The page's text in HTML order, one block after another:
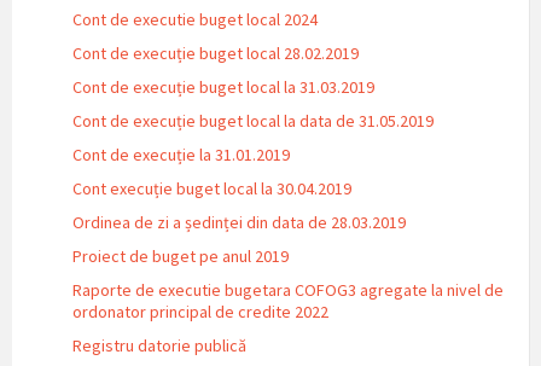
Cont de executie buget local 2024
Cont de execuție buget local 28.02.2019
Cont de execuție buget local la 31.03.2019
Cont de execuție buget local la data de 31.05.2019
Cont de execuție la 31.01.2019
Cont execuție buget local la 30.04.2019
Ordinea de zi a ședinței din data de 28.03.2019
Proiect de buget pe anul 2019
Raporte de executie bugetara COFOG3 agregate la nivel de
ordonator principal de credite 2022
Registru datorie publică